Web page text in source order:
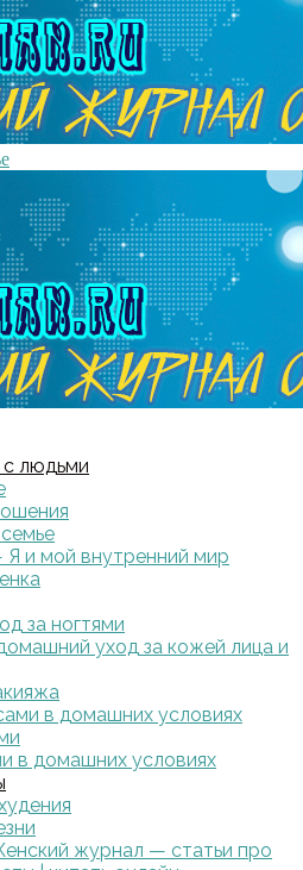
людьми
Я и мой внутренний мир
за ногтями
уход за кожей лица и
в домашних условиях
в домашних условиях
журнал — статьи про